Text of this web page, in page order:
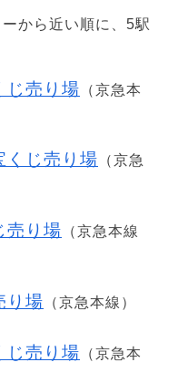
から近い順に、5駅
じ売り場 （京急本
くじ売り場 （京急
売り場 （京急本線
り場 （京急本線）
じ売り場 （京急本